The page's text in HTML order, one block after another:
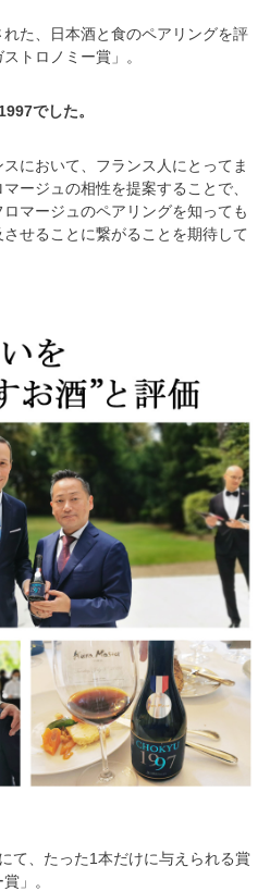
た、日本酒と食のペアリングを評
トロノミー賞」。
でした。
において、フランス人にとってま
ージュの相性を提案することで、
マージュのペアリングを知っても
せることに繋がることを期待して
て、たった1本だけに与えられる賞
」。